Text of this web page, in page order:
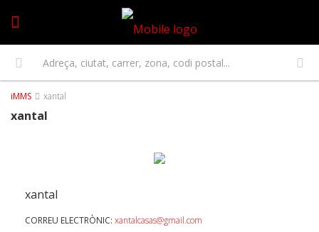
iMMS xantal
xantal
xantal
CORREU ELECTRÒNIC: xantalcasas@gmail.com